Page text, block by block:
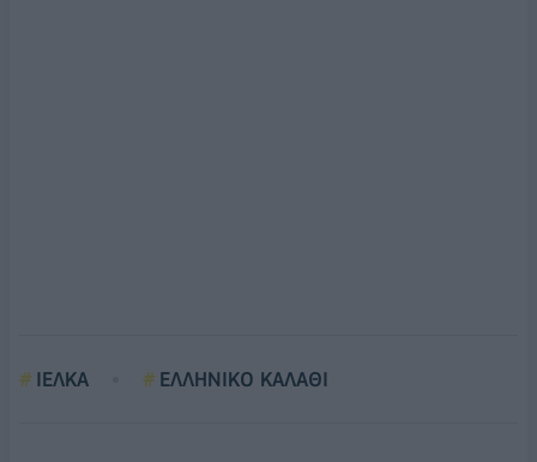
ΙΕΛΚΑ ΕΛΛΗΝΙΚΟ ΚΑΛΑΘΙ